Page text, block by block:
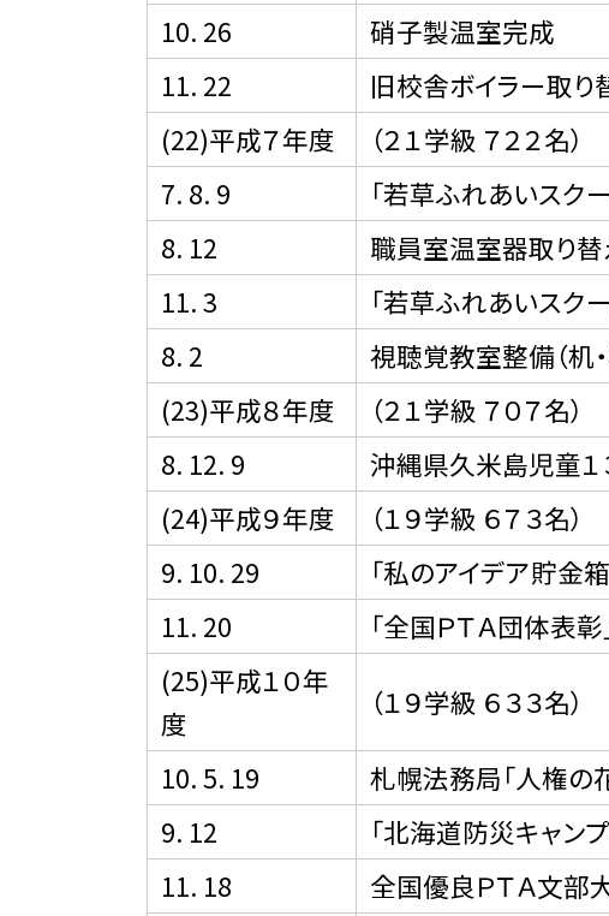
10. 26
硝子製温室完成
11. 22
旧校舎ボイラー取り
(22)平成７年度
（２１学級 ７２２名）
7. 8. 9
「若草ふれあいスク
8. 12
職員室温室器取り替
11. 3
「若草ふれあいスク
8. 2
視聴覚教室整備（机
(23)平成８年度
（２１学級 ７０７名）
8. 12. 9
沖縄県久米島児童
(24)平成９年度
（１９学級 ６７３名）
9. 10. 29
「私のアイデア貯金
11. 20
「全国ＰＴＡ団体表彰
(25)平成１０年
度
（１９学級 ６３３名）
10. 5. 19
札幌法務局「人権の
9. 12
「北海道防災キャン
11. 18
全国優良ＰＴＡ文部